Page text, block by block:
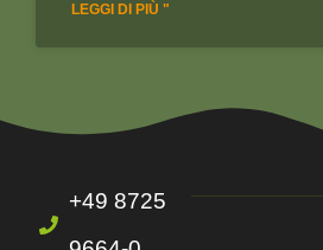
LEGGI DI PIÙ "
+49 8725